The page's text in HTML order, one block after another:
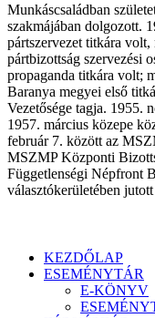
Munkáscsaládban
szakmájában dolgozott.
pártszervezet titkára
pártbizottság szervezési
propaganda titkára volt;
Baranya megyei első
Vezetősége tagja. 1955.
1957. március közepe
február 7. között az
MSZMP Központi
Függetlenségi Népfront
választókerületében
KEZDŐLAP
ESEMÉNYTÁR
E-KÖNYV